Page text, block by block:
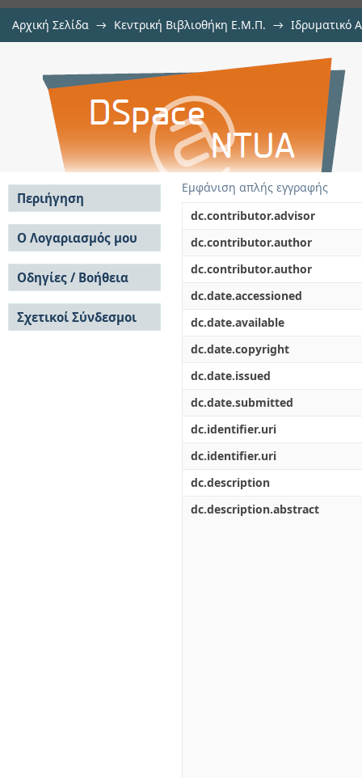
Αρχική Σελίδα → Κεντρική Βιβλιοθήκη Ε.Μ.Π. → Ιδρυματικό
Οικιακή Θερμική Αφαλάτωση με
Εμφάνιση απλής εγγραφής
dc.contributor.advisor
dc.contributor.author
dc.contributor.author
dc.date.accessioned
dc.date.available
dc.date.copyright
dc.date.issued
dc.date.submitted
dc.identifier.uri
dc.identifier.uri
dc.description
dc.description.abstract
Περιήγηση
Σε όλο το DSpace
Κοινότητες & Συλλογές
Ανά Ημερομηνία
Έκδοσης
Συγγραφείς
Τίτλοι
Θέματα
Ο Λογαριασμός μου
Σύνδεση
Εγγραφή
Οδηγίες / Βοήθεια
Οδηγίες Υποβολής
Οδηγίες Χρήσης ΙΑ
Συχνές Ερωτήσεις
Σχετικοί Σύνδεσμοι